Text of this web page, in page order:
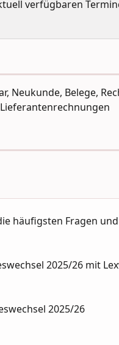
verfügbaren
Neukunde, Belege,
häufigsten Fragen und
2025/26 mit
2025/26